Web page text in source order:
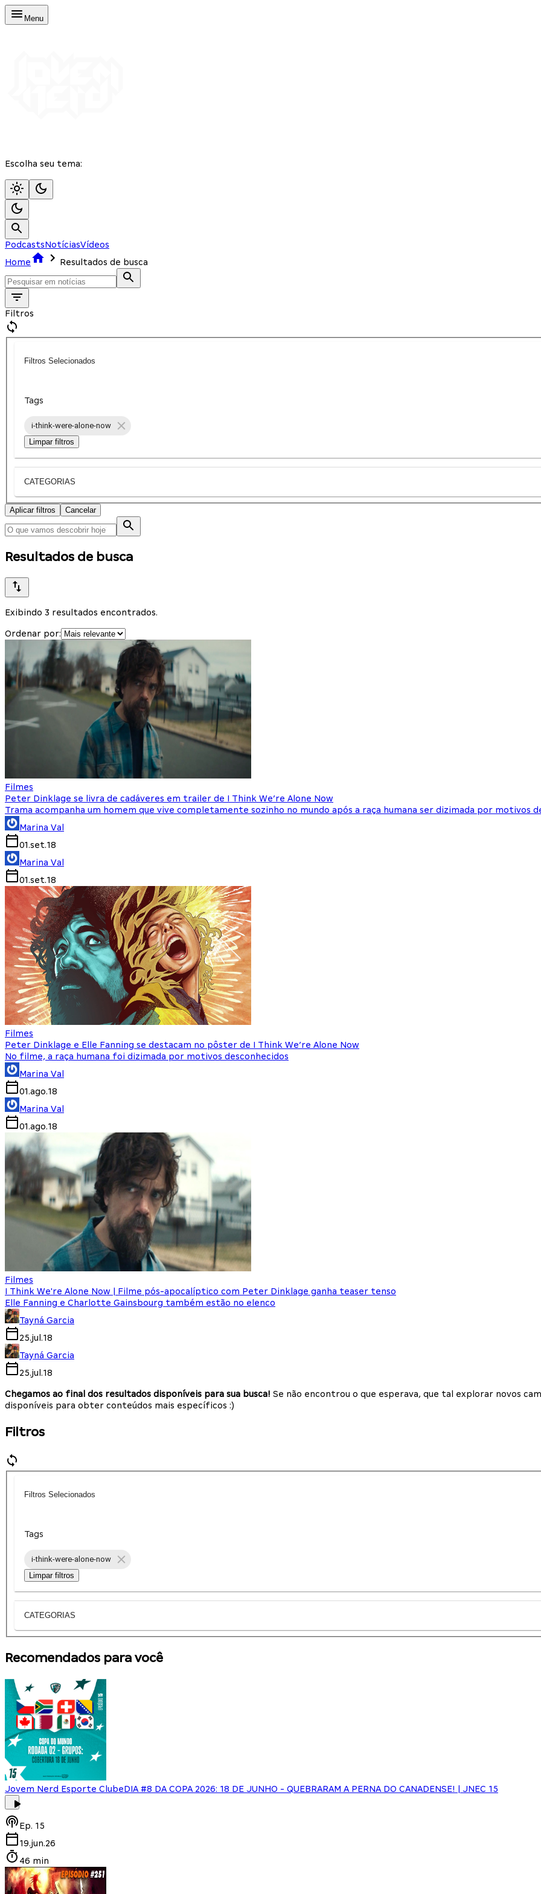
Menu
Escolha seu tema:
PodcastsNotíciasVídeos
Home
Resultados de busca
Filtros
Filtros Selecionados
Tags
i-think-were-alone-now
Limpar filtros
CATEGORIAS
Aplicar filtros Cancelar
Resultados de busca
Exibindo 3 resultados encontrados.
Ordenar por:
Filmes
Peter Dinklage se livra de cadáveres em trailer de I Think We’re Alone Now
Trama acompanha um homem que vive completamente sozinho no mundo após a raça humana ser dizimada por motivos
Marina Val
01.set.18
Marina Val
01.set.18
Filmes
Peter Dinklage e Elle Fanning se destacam no pôster de I Think We’re Alone Now
No filme, a raça humana foi dizimada por motivos desconhecidos
Marina Val
01.ago.18
Marina Val
01.ago.18
Filmes
I Think We're Alone Now | Filme pós-apocalíptico com Peter Dinklage ganha teaser tenso
Elle Fanning e Charlotte Gainsbourg também estão no elenco
Tayná Garcia
25.jul.18
Tayná Garcia
25.jul.18
Chegamos ao final dos resultados disponíveis para sua busca! Se não encontrou o que esperava, que tal explorar novos
disponíveis para obter conteúdos mais específicos :)
Filtros
Filtros Selecionados
Tags
i-think-were-alone-now
Limpar filtros
CATEGORIAS
Recomendados para você
Jovem Nerd Esporte ClubeDIA #8 DA COPA 2026: 18 DE JUNHO - QUEBRARAM A PERNA DO CANADENSE! | JNEC 15
Ep. 15
19.jun.26
46 min